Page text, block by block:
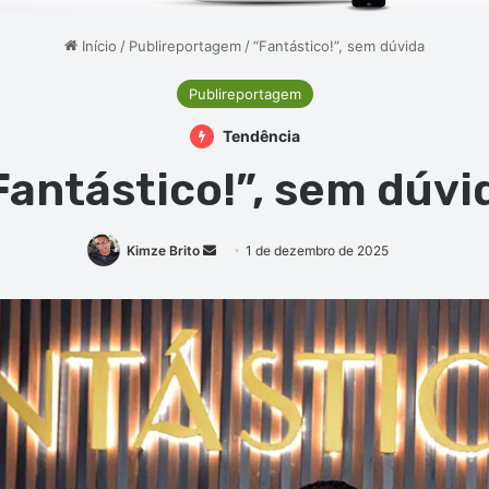
Início / Publireportagem/“Fantástico!”, sem dúvida
Publireportagem
Tendência
sem
Kimze Brito
Mande
e-
1 de dezembro de 2025